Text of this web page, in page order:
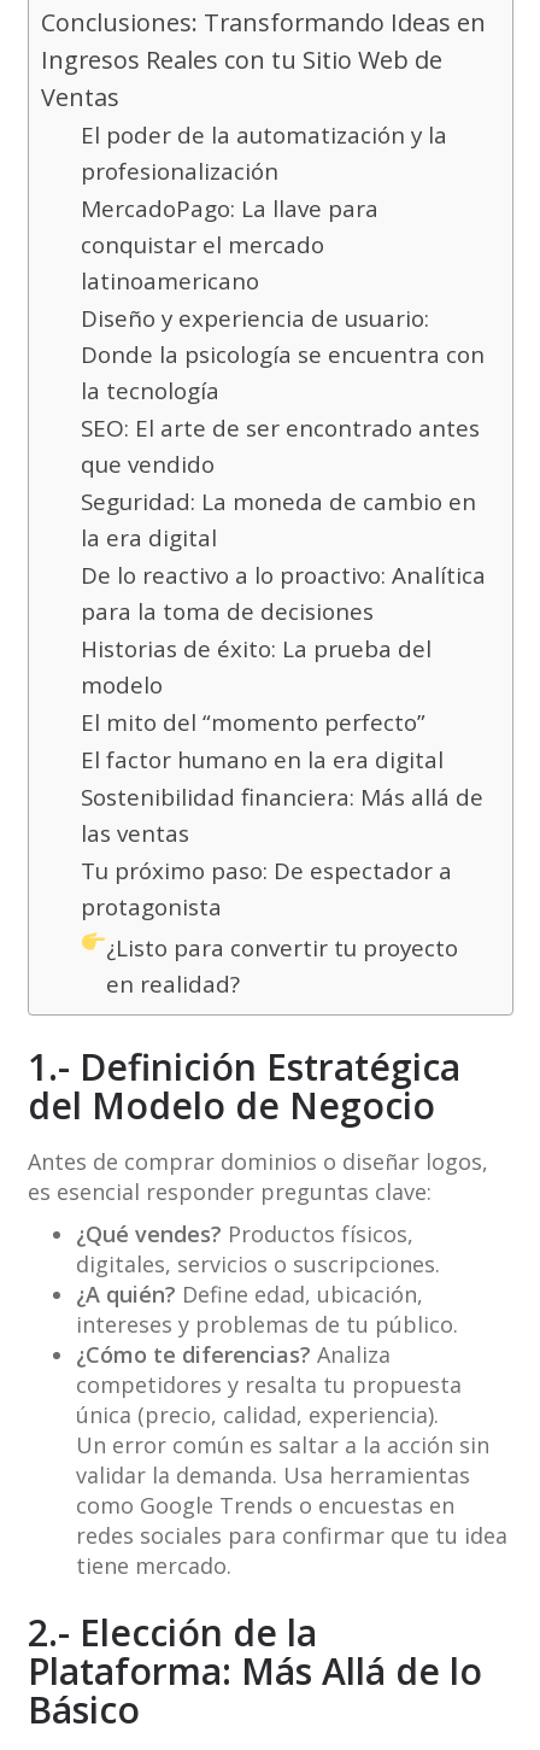
Conclusiones: Transformando Ideas en
Ingresos Reales con tu Sitio Web de
Ventas
El poder de la automatización y la
profesionalización
MercadoPago: La llave para
conquistar el mercado
latinoamericano
Diseño y experiencia de usuario:
Donde la psicología se encuentra con
la tecnología
SEO: El arte de ser encontrado antes
que vendido
Seguridad: La moneda de cambio en
la era digital
De lo reactivo a lo proactivo: Analítica
para la toma de decisiones
Historias de éxito: La prueba del
modelo
El mito del “momento perfecto”
El factor humano en la era digital
Sostenibilidad financiera: Más allá de
las ventas
Tu próximo paso: De espectador a
protagonista
¿Listo para convertir tu proyecto
en realidad?
1.- Definición Estratégica
del Modelo de Negocio
Antes de comprar dominios o diseñar logos,
es esencial responder preguntas clave:
¿Qué vendes? Productos físicos,
digitales, servicios o suscripciones.
¿A quién? Define edad, ubicación,
intereses y problemas de tu público.
¿Cómo te diferencias? Analiza
competidores y resalta tu propuesta
única (precio, calidad, experiencia).
Un error común es saltar a la acción sin
validar la demanda. Usa herramientas
como Google Trends o encuestas en
redes sociales para confirmar que tu idea
tiene mercado.
2.- Elección de la
Plataforma: Más Allá de lo
Básico